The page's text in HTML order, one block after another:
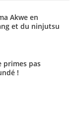
Akwe en
et du ninjutsu
primes pas
!